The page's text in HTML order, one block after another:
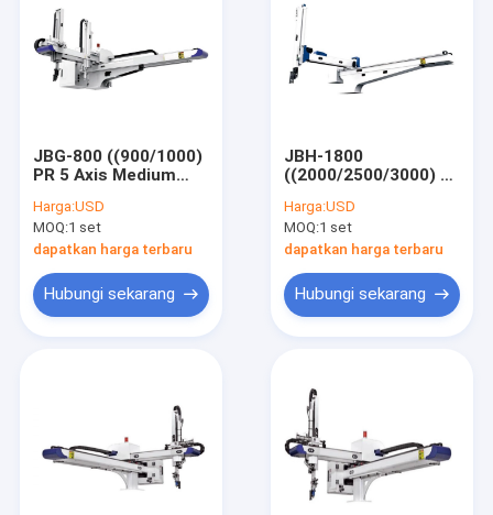
JBG-800 ((900/1000)
PR 5 Axis Medium
Servo Driven
Traverse Injection
Robot Arm Robotic
Packaging AC
220V/50HZ
Harga:USD
MOQ:1 set
dapatkan harga terbaru
Hubungi sekarang
JBH-1800
((2000/2500/3000) P
ALLOY Industri
Sumber Terbuka
Manipulator Arm
Robot Pengiriman
Paket AC 220V/50HZ
OEM
Harga:USD
MOQ:1 set
dapatkan harga terbaru
Hubungi sekarang